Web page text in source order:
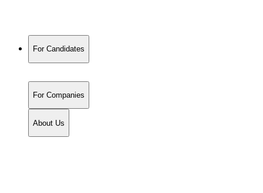
For Candidates
For Companies
About Us